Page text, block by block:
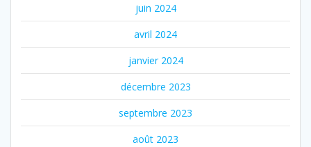
juin 2024
avril 2024
janvier 2024
décembre 2023
septembre 2023
août 2023